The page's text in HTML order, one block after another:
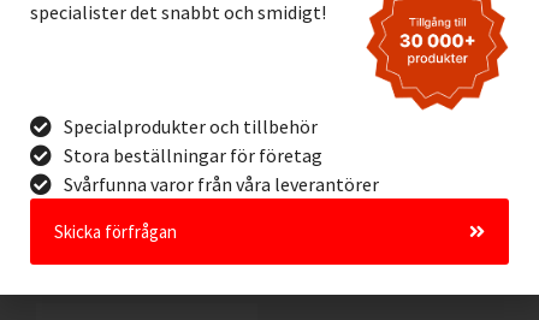
3.195,00kr
Lägg I Kundvagn
Offertförfrågan
Vinyl Brady B595 VIT,
3.195,00
Lägg I Kundvagn
specialister det snabbt och smidigt!
Specialprodukter och tillbehör
Stora beställningar för företag
Svårfunna varor från våra leverantörer
Skicka förfrågan